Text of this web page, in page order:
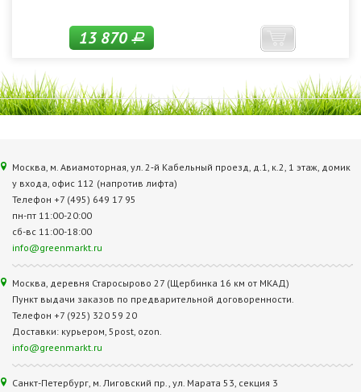
13 870Р
Москва, м. Авиамоторная, ул. 2‑й Кабельный проезд, д.1, к.2, 1 этаж, домик
у входа, офис 112 (напротив лифта)
Телефон +7 (495) 649 17 95
пн-пт 11:00-20:00
сб-вс 11:00-18:00
info@greenmarkt.ru
Москва, деревня Старосырово 27 (Щербинка 16 км от МКАД)
Пункт выдачи заказов по предварительной договоренности.
Телефон +7 (925) 320 59 20
Доставки: курьером, 5post, ozon.
info@greenmarkt.ru
Санкт-Петербург, м. Лиговский пр., ул. Марата 53, секция 3